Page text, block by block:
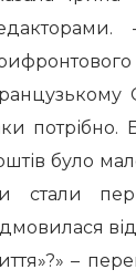
потрібно.
було
стали
–